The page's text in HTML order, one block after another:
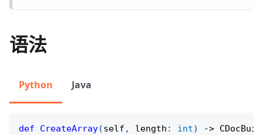
语法
Python Java
def CreateArray(self , length : int) ->